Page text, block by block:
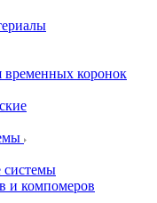
временных коронок
и компомеров